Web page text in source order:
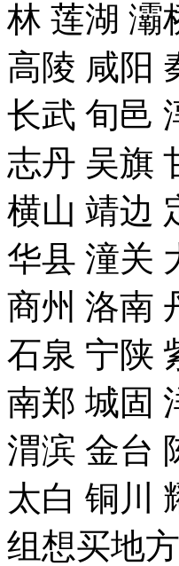
林 莲湖 灞
高陵 咸阳
长武 旬邑
志丹 吴旗
横山 靖边
华县 潼关
商州 洛南
石泉 宁陕
南郑 城固
渭滨 金台
太白 铜川
组想买地